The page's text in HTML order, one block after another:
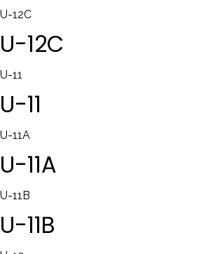
U-12C
U-12C
U-11
U-11
U-11A
U-11A
U-11B
U-11B